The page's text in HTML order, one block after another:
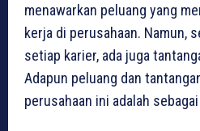
menawarkan peluang yang
kerja di perusahaan. Namun,
setiap karier, ada juga
Adapun peluang dan
perusahaan ini adalah